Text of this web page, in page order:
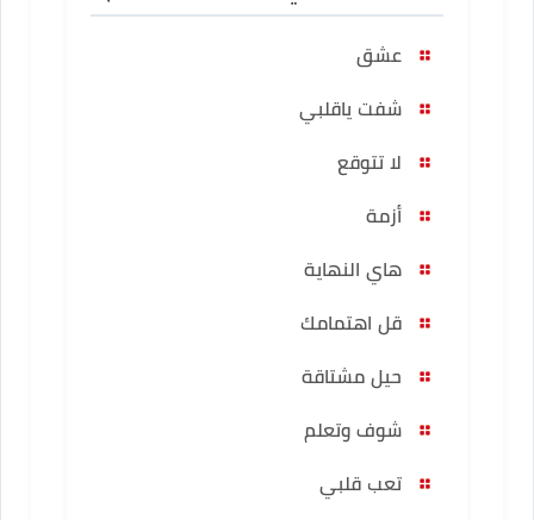
عشق
شفت ياقلبي
لا تتوقع
أزمة
هاي النهاية
قل اهتمامك
حيل مشتاقة
شوف وتعلم
تعب قلبي